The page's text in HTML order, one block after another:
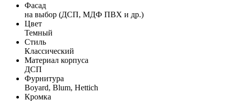
Фасад
на выбор (ДСП, МДФ ПВХ и др.)
Цвет
Темный
Стиль
Классический
Материал корпуса
ДСП
Фурнитура
Boyard, Blum, Hettich
Кромка